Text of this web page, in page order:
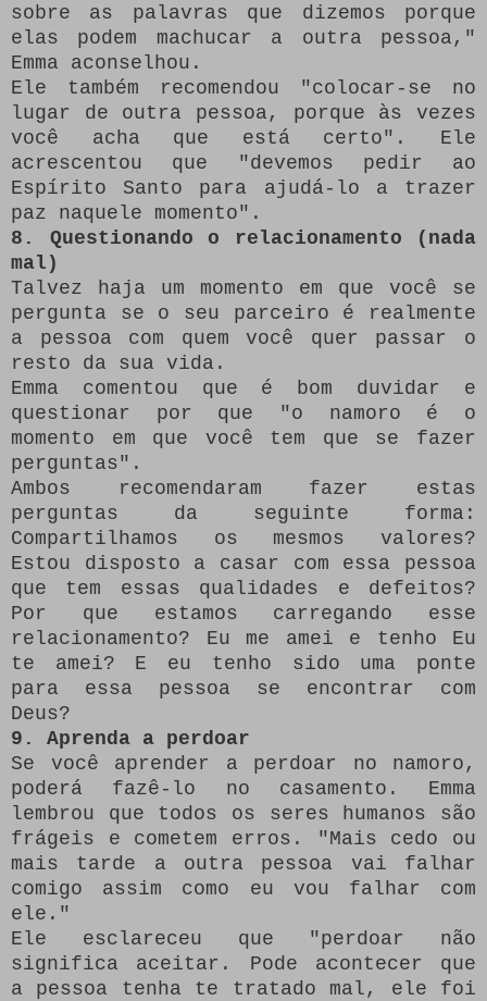
sobre as palavras que dizemos porque
elas podem machucar a outra pessoa,"
Emma aconselhou.
Ele também recomendou "colocar-se no
lugar de outra pessoa, porque às vezes
você acha que está certo".
Ele
acrescentou que "devemos pedir ao
Espírito Santo para ajudá-lo a trazer
paz naquele momento".
8. Questionando o relacionamento (nada
mal)
Talvez haja um momento em que você se
pergunta se o seu parceiro é realmente
a pessoa com quem você quer passar o
resto da sua vida.
Emma comentou que é bom duvidar e
questionar por que "o namoro é o
momento em que você tem que se fazer
perguntas".
Ambos recomendaram fazer estas
perguntas da seguinte forma:
Compartilhamos os mesmos valores?
Estou disposto a casar com essa pessoa
que tem essas qualidades e defeitos?
Por que estamos carregando esse
relacionamento? Eu me amei e tenho Eu
te amei?
E eu tenho sido uma ponte
para essa pessoa se encontrar com
Deus?
9. Aprenda a perdoar
Se você aprender a perdoar no namoro,
poderá fazê-lo no casamento.
Emma
lembrou que todos os seres humanos são
frágeis e cometem erros.
"Mais cedo ou
mais tarde a outra pessoa vai falhar
comigo assim como eu vou falhar com
ele."
Ele esclareceu que "perdoar não
significa aceitar.
Pode acontecer que
a pessoa tenha te tratado mal, ele foi